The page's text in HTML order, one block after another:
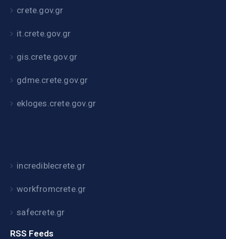
crete.gov.gr
it.crete.gov.gr
gis.crete.gov.gr
gdme.crete.gov.gr
ekloges.crete.gov.gr
incrediblecrete.gr
workfromcrete.gr
safecrete.gr
RSS Feeds